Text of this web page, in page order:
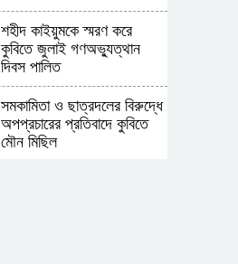
শহীদ কাইয়ুমকে স্মরণ করে
কুবিতে জুলাই গণঅভ্যুত্থান
দিবস পালিত
সমকামিতা ও ছাত্রদলের বিরুদ্ধে
অপপ্রচারের প্রতিবাদে কুবিতে
মৌন মিছিল